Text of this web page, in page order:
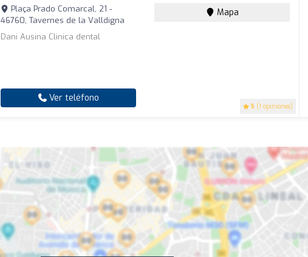
5 (1 opiniones)
Plaça Prado Comarcal, 21 -
46760, Tavernes de la Valldigna
Mapa
Dani Ausina Clinica dental
Ver teléfono